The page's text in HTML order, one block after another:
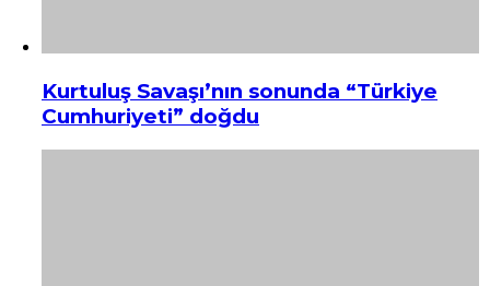
Kurtuluş Savaşı’nın sonunda “Türkiye
Cumhuriyeti” doğdu